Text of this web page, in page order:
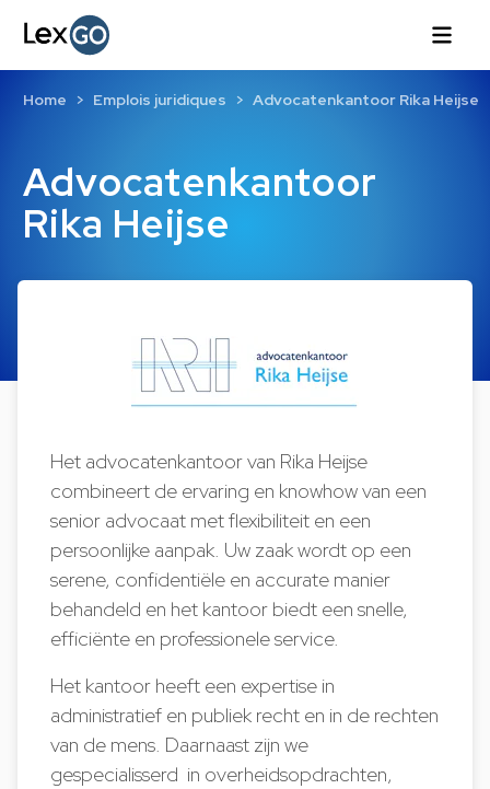
Advocatenkantoor
Rika Heijse
Home Emplois juridiques Advocatenkantoor Rika Heijse
Het advocatenkantoor van Rika Heijse
combineert de ervaring en knowhow van een
senior advocaat met flexibiliteit en een
persoonlijke aanpak. Uw zaak wordt op een
serene, confidentiële en accurate manier
behandeld en het kantoor biedt een snelle,
efficiënte en professionele service.
Het kantoor heeft een expertise in
administratief en publiek recht en in de rechten
van de mens. Daarnaast zijn we
gespecialisserd in overheidsopdrachten,